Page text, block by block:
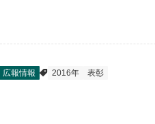
広報情報 2016年 表彰